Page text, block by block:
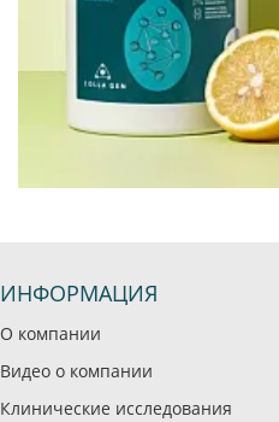
ИНФОРМАЦИЯ
О компании
Видео о компании
Клинические исследования